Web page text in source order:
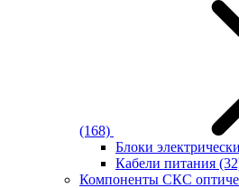
(168)
Блоки
Кабели питания
Компоненты СКС